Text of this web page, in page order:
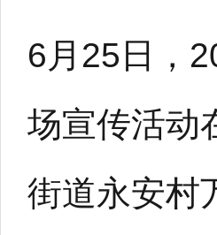
6月25日，
场宣传活动
街道永安村